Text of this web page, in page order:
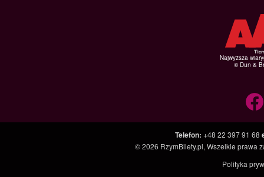
Najwyższa
© Dun &
Telefon: +48 22 397 91 68
© 2026 RzymBilety.pl, Wszelkie prawa
Polityka